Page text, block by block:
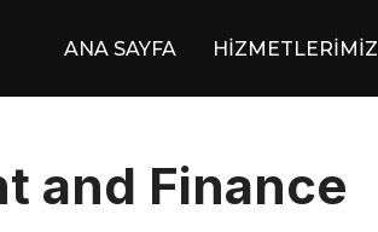
ANA SAYFA HİZMETLERİMİZ
and Finance